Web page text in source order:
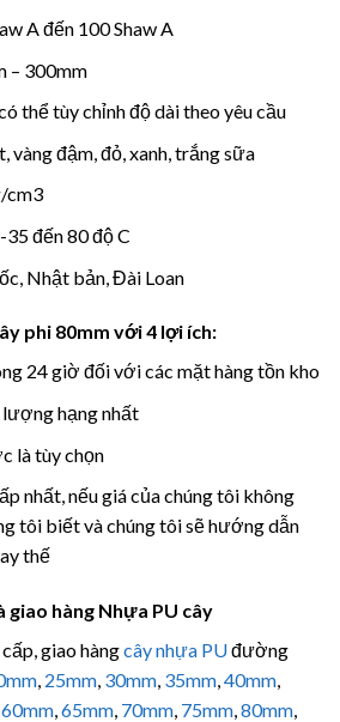
A đến 100 Shaw A
– 300mm
thể tùy chỉnh độ dài theo yêu cầu
vàng đậm, đỏ, xanh, trắng sữa
cm3
đến 80 độ C
Nhật bản, Đài Loan
phi 80mm với 4 lợi ích:
24 giờ đối với các mặt hàng tồn kho
lượng hạng nhất
là tùy chọn
nhất, nếu giá của chúng tôi không
tôi biết và chúng tôi sẽ hướng dẫn
thế
giao hàng Nhựa PU cây
giao hàngcây nhựa PUđường
, 25mm, 30mm, 35mm,40mm,
60mm,65mm, 70mm, 75mm,80mm,